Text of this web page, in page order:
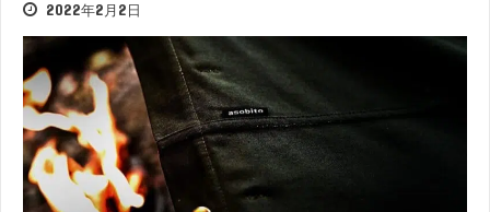
2022年2月2日